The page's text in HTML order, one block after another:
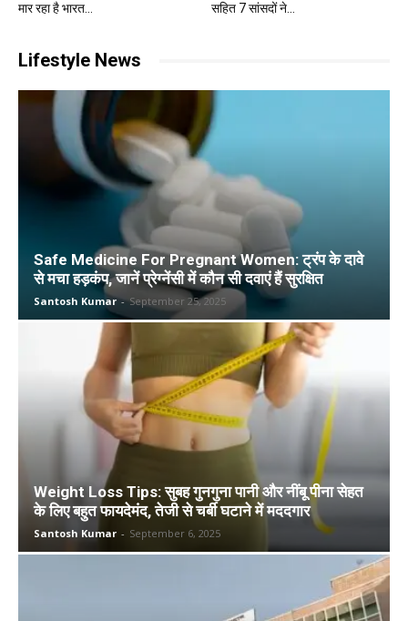
मार रहा है भारत...
सहित 7 सांसदों ने...
Lifestyle News
Safe Medicine For Pregnant Women: ट्रंप के दावे
से मचा हड़कंप, जानें प्रेग्नेंसी में कौन सी दवाएं हैं सुरक्षित
Santosh Kumar - September 25, 2025
Weight Loss Tips: सुबह गुनगुना पानी और नींबू पीना सेहत
के लिए बहुत फायदेमंद, तेजी से चर्बी घटाने में मददगार
Santosh Kumar - September 6, 2025